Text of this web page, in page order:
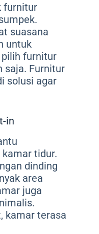
furnitur
suasana
untuk
pilih furnitur
saja. Furnitur
solusi agar
in
tidur.
dinding
area
juga
kamar terasa